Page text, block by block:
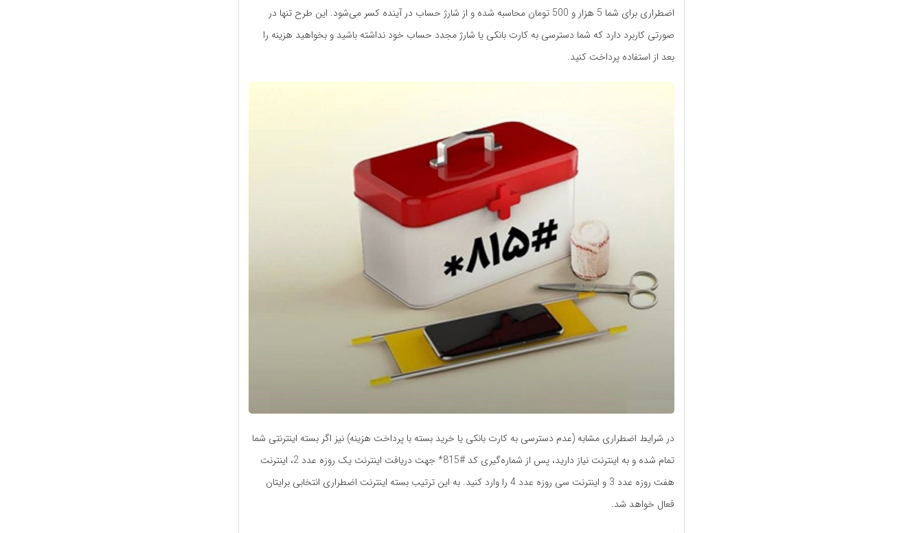
اضطراری برای شما 5 هزار و 500 تومان محاسبه شده و از شارژ حساب در آینده کسر می‌شود. این طرح تنها در
صورتی کاربرد دارد که شما دسترسی به کارت بانکی یا شارژ مجدد حساب خود نداشته باشید و بخواهید هزینه را
بعد از استفاده پرداخت کنید.
در شرایط اضطراری مشابه (عدم دسترسی به کارت بانکی یا خرید بسته با پرداخت هزینه) نیز اگر بسته اینترنتی شما
تمام شده و به اینترنت نیاز دارید، پس از شماره‌گیری کد ‌#815* جهت دریافت اینترنت یک روزه عدد 2، اینترنت
هفت روزه عدد 3 و اینترنت سی روزه عدد 4 را وارد کنید. به این ترتیب بسته اینترنت اضطراری انتخابی برایتان
فعال خواهد شد.